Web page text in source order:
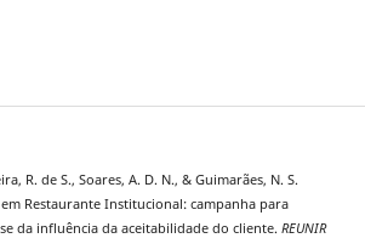
R. de S., Soares, A. D. N., & Guimarães, N. S.
Restaurante Institucional: campanha para
da influência da aceitabilidade do cliente. REUNIR